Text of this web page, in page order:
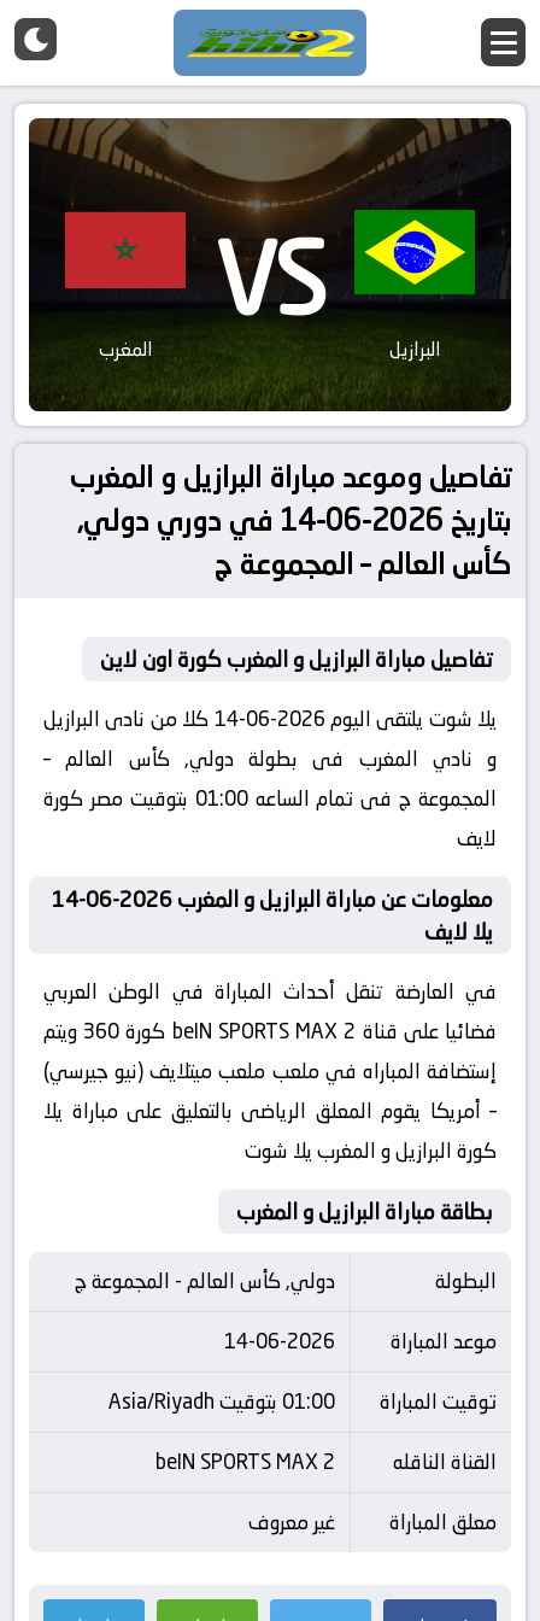
البرازيل VS المغرب
تفاصيل وموعد مباراة البرازيل و المغرب
بتاريخ 2026-06-14 في دوري دولي,
كأس العالم – المجموعة ج
تفاصيل مباراة البرازيل و المغرب كورة اون لاين
يلا شوت يلتقى اليوم 2026-06-14 كلا من نادى البرازيل
و نادي المغرب فى بطولة دولي, كأس العالم –
المجموعة ج فى تمام الساعه 01:00 بتوقيت مصر كورة
لايف
معلومات عن مباراة البرازيل و المغرب 2026-06-14
يلا لايف
في العارضة تنقل أحداث المباراة في الوطن العربي
فضائيا على قناة beIN SPORTS MAX 2 كورة 360 ويتم
إستضافة المباراه في ملعب ملعب ميتلايف (نيو جيرسي)
– أمريكا يقوم المعلق الرياضى بالتعليق على مباراة يلا
كورة البرازيل و المغرب يلا شوت
بطاقة مباراة البرازيل و المغرب
البطولة
دولي, كأس العالم - المجموعة ج
موعد المباراة
14-06-2026
توقيت المباراة
01:00 بتوقيت Asia/Riyadh
القناة الناقله
beIN SPORTS MAX 2
معلق المباراة
غير معروف